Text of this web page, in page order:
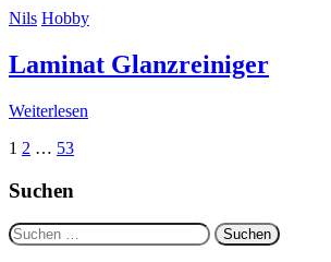
Nils Hobby
Laminat Glanzreiniger
Weiterlesen
Seitennummerierung
der
1 2 … 53
Suchen
Suche
nach: